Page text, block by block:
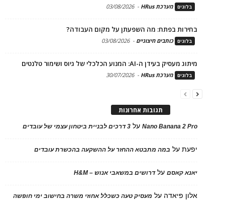
בלוגים מערכת HRus -
03/08/2026
בחירות בפתח: מה השפעתן על מקום העבודה?
בלוגים כותבים חיצוניים -
03/08/2026
מיתוג מעסיק בעידן ה-AI: המנוע הכלכלי של גיוס ושימור טלנטים
בלוגים מערכת HRus -
30/07/2026
תגובות אחרונות
Nano Banana 2 Proעל 3 דרכים לבניית ביטחון עצמי של עובדים
יפעתעל במה מתבטא ההחזר על ההשקעה בהכשרת עובדים
יאנא קאסםעלדרושים במשאבי אנוש – H&M
אלון פיאדה על מעסיק טעה כשכלל אחוזי משרה בחישוב ימי חופשה